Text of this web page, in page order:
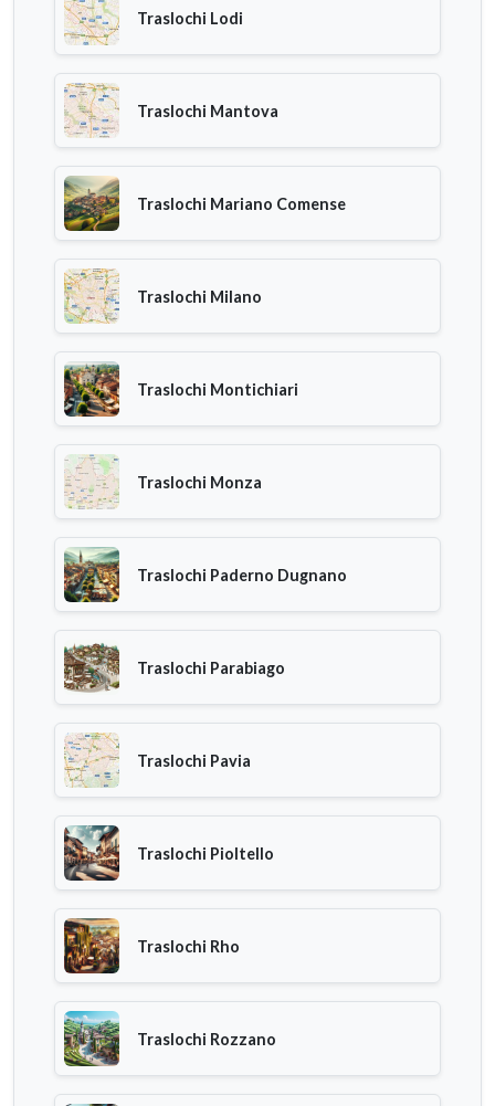
Traslochi Lodi
Traslochi Mantova
Traslochi Mariano Comense
Traslochi Milano
Traslochi Montichiari
Traslochi Monza
Traslochi Paderno Dugnano
Traslochi Parabiago
Traslochi Pavia
Traslochi Pioltello
Traslochi Rho
Traslochi Rozzano